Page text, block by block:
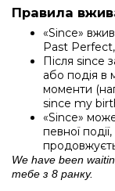
Правила
«Since»
Past
Після since
або подія в
моменти
since my
«Since»
певної
We have been
тебе з 8 ранку.